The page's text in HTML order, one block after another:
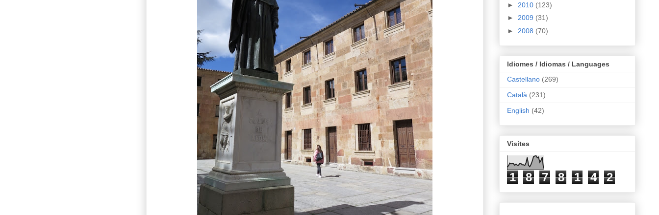
► 2010 (123)
► 2009 (31)
► 2008 (70)
Idiomes / Idiomas / Languages
Castellano (269)
Català (231)
English (42)
Visites
1 8 7 8 1 4 2